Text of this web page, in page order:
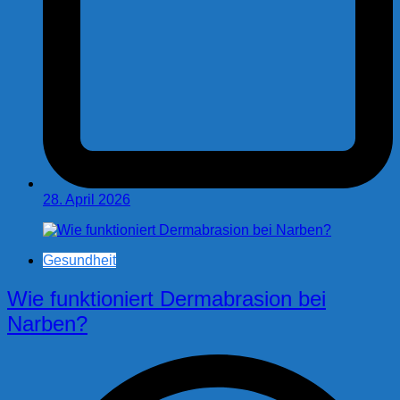
28. April 2026
Gesundheit
Wie funktioniert Dermabrasion bei
Narben?